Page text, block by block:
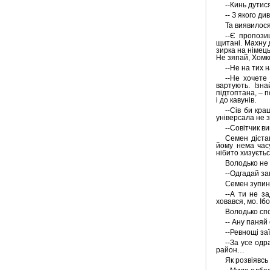
--Кинь
-- З якого
Та
--Є
щитані. Махну
зирка на
Не зяпай,
--Не на тих
--Не хочете
вартують.
підтоптана, –
і до кавунів.
--Сів би
універсала не
--Совітчик
Семен
йому нема
нібито
Володько не
--Одгадай
Семен
--А ти не
ховався, мо.
Володько
-- Ану паняй
--Ревнощі
--За усе
район…
Як